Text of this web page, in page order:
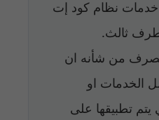
نظام كود إت
ثالث.
من شأنه ان
الخدمات او
يتم تطبيقها على